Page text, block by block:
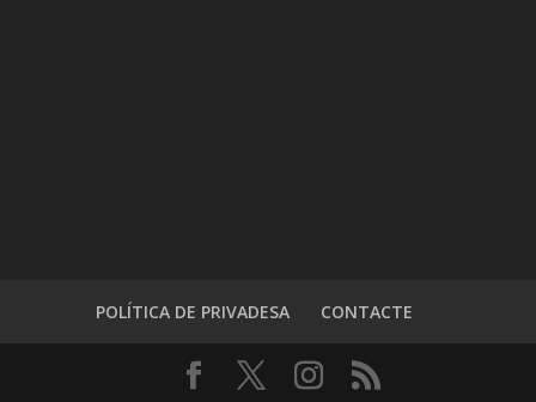
POLÍTICA DE PRIVADESA CONTACTE